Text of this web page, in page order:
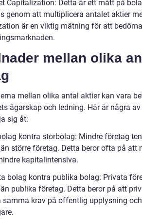
Capitalization: Detta är ett mått på
genom att multiplicera antalet aktier
är en viktig mätning för att
mellan olika
mellan olika antal aktier kan vara
ägarskap och ledning. Här är några
sig åt:
kontra storbolag: Mindre företag
större företag. Detta beror ofta på att
kapitalintensiva.
bolag kontra publika bolag: Privata
publika företag. Detta beror på att
samma krav på offentlig upplysning